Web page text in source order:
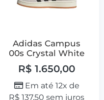
Adidas Campus
00s Crystal White
R$ 1.650,00
Em até 12x de
R$ 137,50 sem juros